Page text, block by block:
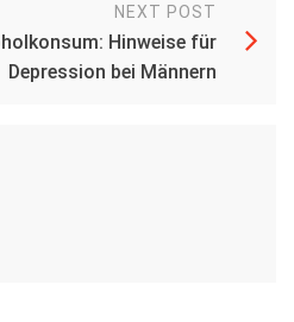
NEXT POST
Hinweise für
Depression bei Männern